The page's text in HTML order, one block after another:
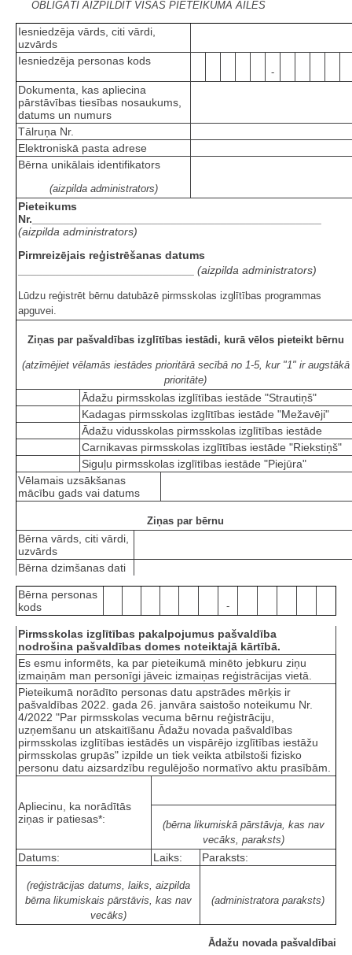
OBLIGĀTI AIZPILDĪT VISAS PIETEIKUMA AILES
Iesniedzēja vārds, citi vārdi,
uzvārds
Iesniedzēja personas kods
-
Dokumenta, kas apliecina
pārstāvības tiesības nosaukums,
datums un numurs
Tālruņa Nr.
Elektroniskā pasta adrese
Bērna unikālais identifikators
(aizpilda administrators)
Pieteikums
Nr.______________________________________________
(aizpilda administrators)
Pirmreizējais reģistrēšanas datums
(aizpilda administrators)
Lūdzu reģistrēt bērnu datubāzē pirmsskolas izglītības programmas
apguvei.
Ziņas par pašvaldības izglītības iestādi, kurā vēlos pieteikt bērnu
(atzīmējiet vēlamās iestādes prioritārā secībā no 1-5, kur "1" ir augstākā
prioritāte)
Ādažu pirmsskolas izglītības iestāde "Strautiņš"
Kadagas pirmsskolas izglītības iestāde "Mežavēji"
Ādažu vidusskolas pirmsskolas izglītības iestāde
Carnikavas pirmsskolas izglītības iestāde "Riekstiņš"
Siguļu pirmsskolas izglītības iestāde "Piejūra"
Vēlamais uzsākšanas
mācību gads vai datums
Ziņas par bērnu
Bērna vārds, citi vārdi,
uzvārds
Bērna dzimšanas dati
Bērna personas
kods
-
Pirmsskolas izglītības pakalpojumus pašvaldība
nodrošina pašvaldības domes noteiktajā kārtībā.
Es esmu informēts, ka par pieteikumā minēto jebkuru ziņu
izmaiņām man personīgi jāveic izmaiņas reģistrācijas vietā.
Pieteikumā norādīto personas datu apstrādes mērķis ir
pašvaldības 2022. gada 26. janvāra saistošo noteikumu Nr.
4/2022 "Par pirmsskolas vecuma bērnu reģistrāciju,
uzņemšanu un atskaitīšanu Ādažu novada pašvaldības
pirmsskolas izglītības iestādēs un vispārējo izglītības iestāžu
pirmsskolas grupās" izpilde un tiek veikta atbilstoši fizisko
personu datu aizsardzību regulējošo normatīvo aktu prasībām.
Apliecinu, ka norādītās
ziņas ir patiesas*:
(bērna likumiskā pārstāvja, kas nav
vecāks, paraksts)
Datums: Laiks: Paraksts:
(reģistrācijas datums, laiks, aizpilda
bērna likumiskais pārstāvis, kas nav
vecāks)
(administratora paraksts)
Ādažu novada pašvaldībai